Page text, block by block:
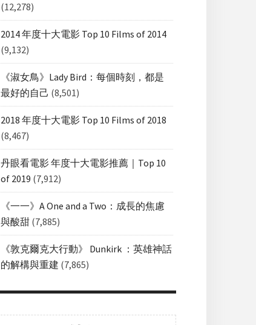
(12,278)
2014 年度十大電影 Top 10 Films of 2014
(9,132)
《淑女鳥》Lady Bird：每個時刻，都是
最好的自己 (8,501)
2018 年度十大電影 Top 10 Films of 2018
(8,467)
丹眼看電影 年度十大電影推薦｜Top 10
of 2019 (7,912)
《一一》A One and a Two：成長的焦慮
與酸甜 (7,885)
《敦克爾克大行動》 Dunkirk ：英雄神話
的解構與重建 (7,865)